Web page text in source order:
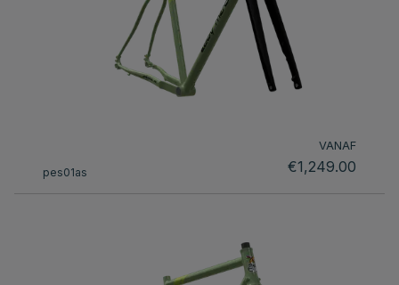
pes01as
VANAF
€1,249.00